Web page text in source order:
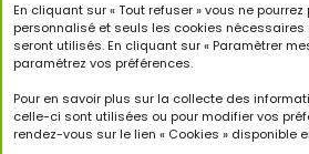
En cliquant sur « Tout refuser » vous ne
personnalisé et seuls les cookies
seront utilisés. En cliquant sur « Paramètrer
paramétrez vos préférences.
Pour en savoir plus sur la collecte des
celle-ci sont utilisées ou pour modifier vos
rendez-vous sur le lien « Cookies » disponible
Copyright © 2026 Un Toit Pour Les
réservés.